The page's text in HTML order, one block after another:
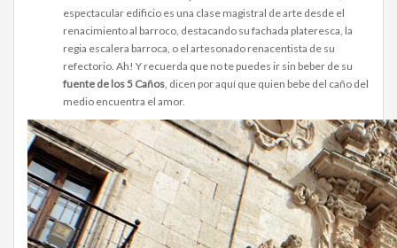
espectacular edificio es una clase magistral de arte desde el
renacimiento al barroco, destacando su fachada plateresca, la
regia escalera barroca, o el artesonado renacentista de su
refectorio. Ah! Y recuerda que no te puedes ir sin beber de su
fuente de los 5 Caños , dicen por aquí que quien bebe del caño del
medio encuentra el amor.